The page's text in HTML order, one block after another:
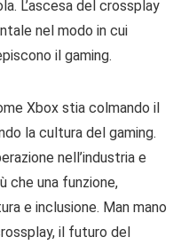
L’ascesa del crossplay
nel modo in cui
il gaming.
Xbox stia colmando il
la cultura del gaming.
nell’industria e
che una funzione,
e inclusione. Man mano
il futuro del